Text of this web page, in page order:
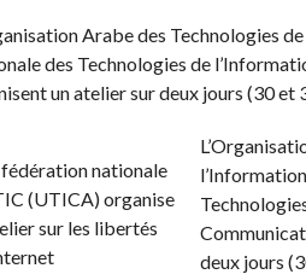
Arabe des Technologies
des Technologies de
un atelier sur deux jours (30
deux jours